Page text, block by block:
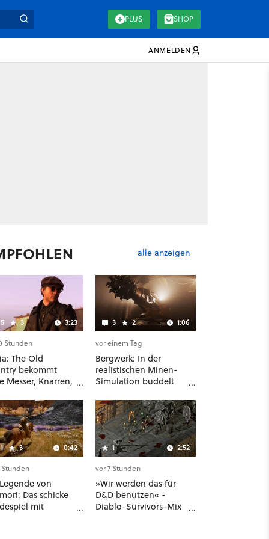
PLUS SHOP
ANMELDEN
alle anzeigen
5 3 3:23
Stunden
The Old
bekommt
Messer, Knarren,
DLC hat
dabei als nur
3 2 1:06
vor einem Tag
Bergwerk: In der
realistischen Minen-
Simulation buddelt
Maschinen möglichst
vorsichtig Kohle aus
3 0:42
Stunden
von
Das schicke
mit
1 2:52
vor 7 Stunden
»Wir werden das für
D&D benutzen« -
Diablo-Survivors-Mix